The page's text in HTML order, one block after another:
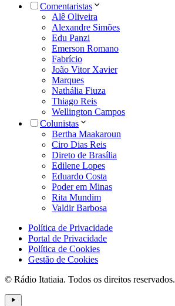
Comentaristas
Alê Oliveira
Alexandre Simões
Edu Panzi
Emerson Romano
Fabrício
João Vitor Xavier
Marques
Nathália Fiuza
Thiago Reis
Wellington Campos
Colunistas
Bertha Maakaroun
Ciro Dias Reis
Direto de Brasília
Edilene Lopes
Eduardo Costa
Poder em Minas
Rita Mundim
Valdir Barbosa
Política de Privacidade
Portal de Privacidade
Política de Cookies
Gestão de Cookies
© Rádio Itatiaia. Todos os direitos reservados.